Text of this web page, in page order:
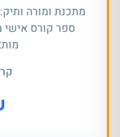
מתכנת ומורה
ספר קורס אישי